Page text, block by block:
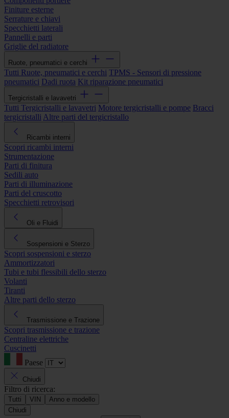
Finiture esterne
Serrature e chiavi
Specchietti laterali
Pannelli e parti
Griglie del radiatore
Ruote, pneumatici e cerchi
Tutti Ruote, pneumatici e cerchi TPMS - Sensori di pressione
pneumatici Dadi ruota Kit riparazione pneumatici
Tergicristalli e lavavetri
Tutti Tergicristalli e lavavetri Motore tergicristalli e pompe Bracci
tergicristalli Altre parti del tergicristallo
Ricambi interni
Scopri ricambi interni
Strumentazione
Parti di finitura
Sedili auto
Parti di illuminazione
Parti del cruscotto
Specchietti retrovisori
Oli e Fluidi
Sospensioni e Sterzo
Scopri sospensioni e sterzo
Ammortizzatori
Tubi e tubi flessibili dello sterzo
Volanti
Tiranti
Altre parti dello sterzo
Trasmissione e Trazione
Scopri trasmissione e trazione
Centraline elettriche
Cuscinetti
Paese
Chiudi
Filtro di ricerca:
Tutti VIN
Anno e modello
Chiudi